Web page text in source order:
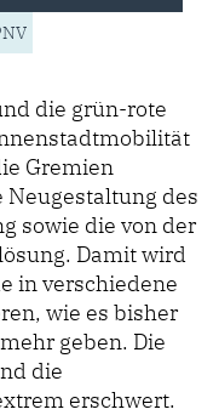
die grün-rote
Gremien
des
sowie die von der
Damit wird
in verschiedene
wie es bisher
geben. Die
die
erschwert.